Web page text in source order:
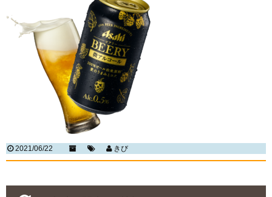
2021/06/22 きび